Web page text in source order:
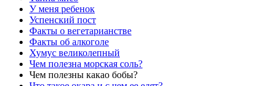
У меня ребенок
Успенский пост
Факты о вегетарианстве
Факты об алкоголе
Хумус великолепный
Чем полезна морская соль?
Чем полезны какао бобы?